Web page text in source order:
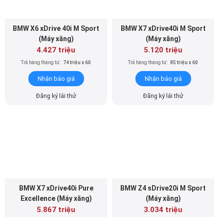
BMW X6 xDrive 40i M Sport
(Máy xăng)
4.427 triệu
Trả hàng tháng từ: 74 triệu x 60
Nhận báo giá
Đăng ký lái thử
BMW X7 xDrive40i M Sport
(Máy xăng)
5.120 triệu
Trả hàng tháng từ: 85 triệu x 60
Nhận báo giá
Đăng ký lái thử
BMW X7 xDrive40i Pure
Excellence (Máy xăng)
5.867 triệu
BMW Z4 sDrive20i M Sport
(Máy xăng)
3.034 triệu